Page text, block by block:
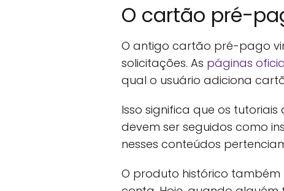
O cartão pré-
O antigo cartão pré-pago
solicitações. As páginas
qual o usuário adiciona
Isso significa que os
devem ser seguidos como
nesses conteúdos
O produto histórico